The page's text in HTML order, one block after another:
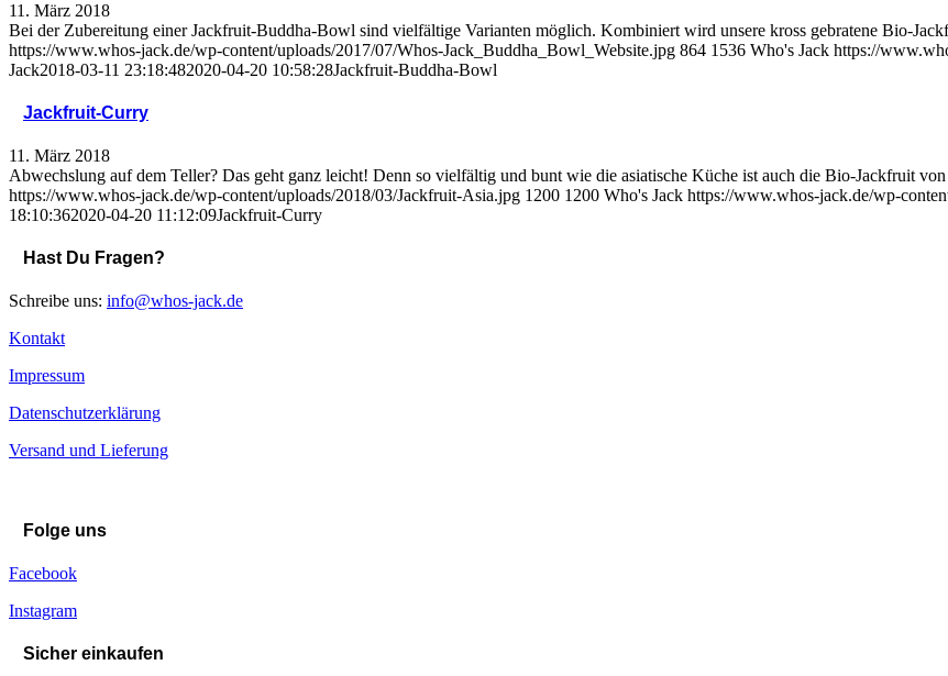
11. März 2018
Bei der Zubereitung einer Jackfruit-Buddha-Bowl sind vielfältige Varianten möglich. Kombiniert wird unsere kross gebratene Bio-
https://www.whos-jack.de/wp-content/uploads/2017/07/Whos-Jack_Buddha_Bowl_Website.jpg 864 1536 Who's Jack https://
Jack2018-03-11 23:18:482020-04-20 10:58:28Jackfruit-Buddha-Bowl
Jackfruit-Curry
11. März 2018
Abwechslung auf dem Teller? Das geht ganz leicht! Denn so vielfältig und bunt wie die asiatische Küche ist auch die Bio-Jackfruit
https://www.whos-jack.de/wp-content/uploads/2018/03/Jackfruit-Asia.jpg 1200 1200 Who's Jack https://www.whos-jack.de/wp-
18:10:362020-04-20 11:12:09Jackfruit-Curry
Hast Du Fragen?
Schreibe uns: info@whos-jack.de
Kontakt
Impressum
Datenschutzerklärung
Versand und Lieferung
Folge uns
Facebook
Instagram
Sicher einkaufen